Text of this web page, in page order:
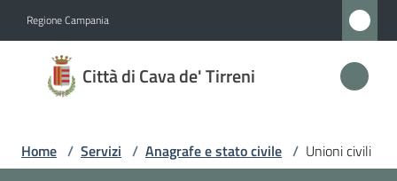
Regione Campania
Città di Cava de' Tirreni
Città
di
de'
Tirreni
Home / Servizi / Anagrafe e stato civile / Unioni civili